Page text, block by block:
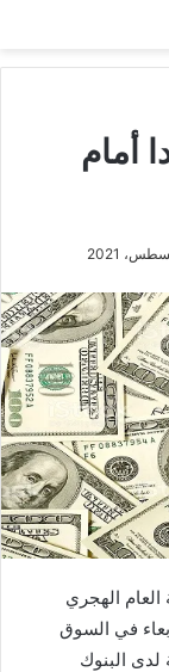
أمام
الهجري
في السوق
البنوك